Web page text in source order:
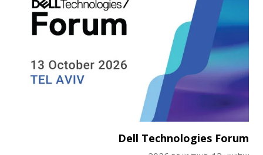
Dell Technologies Forum